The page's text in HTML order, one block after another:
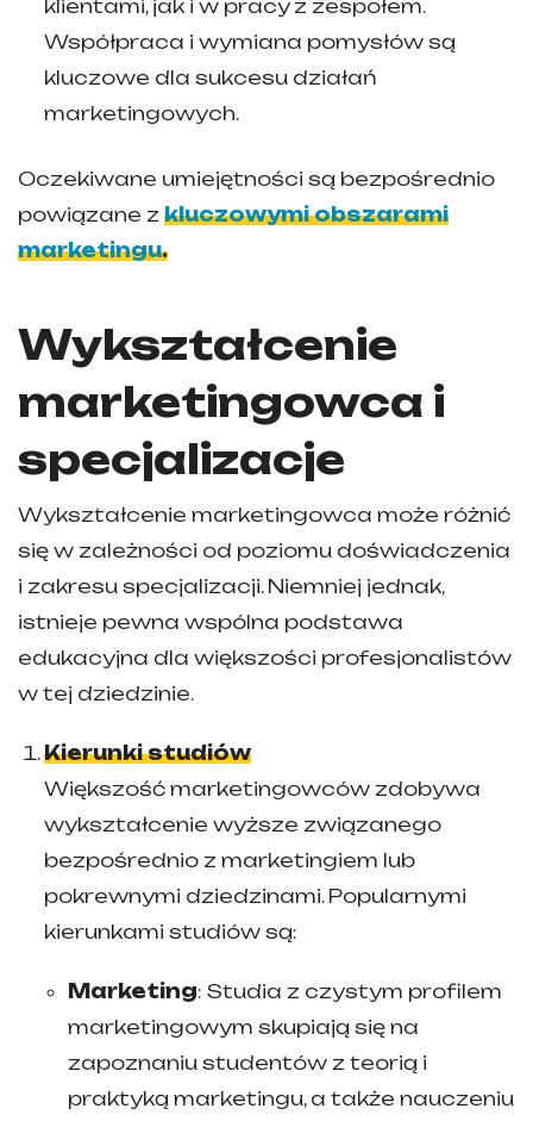
klientami, jak i w pracy z zespołem.
Współpraca i wymiana pomysłów są
kluczowe dla sukcesu działań
marketingowych.
Oczekiwane umiejętności są bezpośrednio
powiązane z kluczowymi obszarami
marketingu.
Wykształcenie
marketingowca i
specjalizacje
Wykształcenie marketingowca może różnić
się w zależności od poziomu doświadczenia
i zakresu specjalizacji. Niemniej jednak,
istnieje pewna wspólna podstawa
edukacyjna dla większości profesjonalistów
w tej dziedzinie.
Kierunki studiów
Większość marketingowców zdobywa
wykształcenie wyższe związanego
bezpośrednio z marketingiem lub
pokrewnymi dziedzinami. Popularnymi
kierunkami studiów są:
Marketing: Studia z czystym profilem
marketingowym skupiają się na
zapoznaniu studentów z teorią i
praktyką marketingu, a także nauczeniu